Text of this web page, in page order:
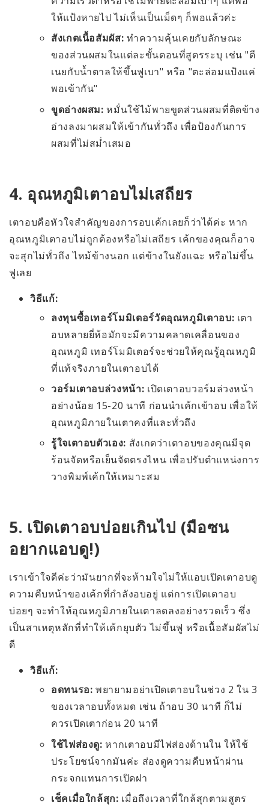
ให้แป้งหายไป ไม่เห็นเป็นเม็ดๆ ก็พอแล้วค่ะ
สังเกตเนื้อสัมผัส: ทำความคุ้นเคยกับลักษณะ
ของส่วนผสมในแต่ละขั้นตอนที่สูตรระบุ เช่น "ตี
เนยกับน้ำตาลให้ขึ้นฟูเบา" หรือ "ตะล่อมแป้งแค่
พอเข้ากัน"
ขูดอ่างผสม: หมั่นใช้ไม้พายขูดส่วนผสมที่ติดข้าง
อ่างลงมาผสมให้เข้ากันทั่วถึง เพื่อป้องกันการ
ผสมที่ไม่สม่ำเสมอ
4. อุณหภูมิเตาอบไม่เสถียร
เตาอบคือหัวใจสำคัญของการอบเค้กเลยก็ว่าได้ค่ะ หาก
อุณหภูมิเตาอบไม่ถูกต้องหรือไม่เสถียร เค้กของคุณก็อาจ
จะสุกไม่ทั่วถึง ไหม้ข้างนอก แต่ข้างในยังแฉะ หรือไม่ขึ้น
ฟูเลย
วิธีแก้:
ลงทุนซื้อเทอร์โมมิเตอร์วัดอุณหภูมิเตาอบ: เตา
อบหลายยี่ห้อมักจะมีความคลาดเคลื่อนของ
อุณหภูมิ เทอร์โมมิเตอร์จะช่วยให้คุณรู้อุณหภูมิ
ที่แท้จริงภายในเตาอบได้
วอร์มเตาอบล่วงหน้า: เปิดเตาอบวอร์มล่วงหน้า
อย่างน้อย 15-20 นาที ก่อนนำเค้กเข้าอบ เพื่อให้
อุณหภูมิภายในเตาคงที่และทั่วถึง
รู้ใจเตาอบตัวเอง: สังเกตว่าเตาอบของคุณมีจุด
ร้อนจัดหรือเย็นจัดตรงไหน เพื่อปรับตำแหน่งการ
วางพิมพ์เค้กให้เหมาะสม
5. เปิดเตาอบบ่อยเกินไป (มือซน
อยากแอบดู!)
เราเข้าใจดีค่ะว่ามันยากที่จะห้ามใจไม่ให้แอบเปิดเตาอบดู
ความคืบหน้าของเค้กที่กำลังอบอยู่ แต่การเปิดเตาอบ
บ่อยๆ จะทำให้อุณหภูมิภายในเตาลดลงอย่างรวดเร็ว ซึ่ง
เป็นสาเหตุหลักที่ทำให้เค้กยุบตัว ไม่ขึ้นฟู หรือเนื้อสัมผัสไม่
ดี
วิธีแก้:
อดทนรอ: พยายามอย่าเปิดเตาอบในช่วง 2 ใน 3
ของเวลาอบทั้งหมด เช่น ถ้าอบ 30 นาที ก็ไม่
ควรเปิดเตาก่อน 20 นาที
ใช้ไฟส่องดู: หากเตาอบมีไฟส่องด้านใน ให้ใช้
ประโยชน์จากมันค่ะ ส่องดูความคืบหน้าผ่าน
กระจกแทนการเปิดฝา
เช็คเมื่อใกล้สุก: เมื่อถึงเวลาที่ใกล้สุกตามสูตร